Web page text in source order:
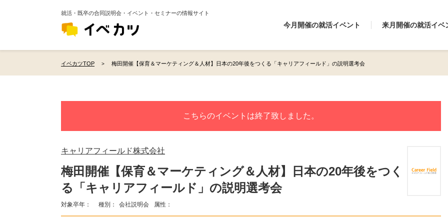
就活・既卒の合同説明会・イベント・セミナーの情報サイト
今月開催の就活イベント 来月開催の就活イベ
イベカツTOP 梅田開催【保育＆マーケティング＆人材】日本の20年後をつくる「キャリアフィールド」の説明選考会
こちらのイベントは終了致しました。
キャリアフィールド株式会社
梅田開催【保育＆マーケティング＆人材】日本の20年後をつく
る「キャリアフィールド」の説明選考会
対象卒年： 種別： 会社説明会 属性：